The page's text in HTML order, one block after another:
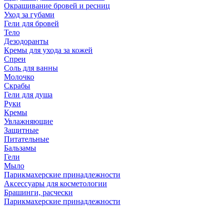
Окрашивание бровей и ресниц
Уход за губами
Гели для бровей
Тело
Дезодоранты
Кремы для ухода за кожей
Спреи
Соль для ванны
Молочко
Скрабы
Гели для душа
Руки
Кремы
Увлажняющие
Защитные
Питательные
Бальзамы
Гели
Мыло
Парикмахерские принадлежности
Аксессуары для косметологии
Брашинги, расчески
Парикмахерские принадлежности